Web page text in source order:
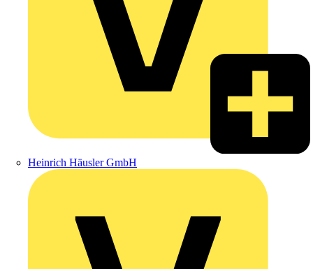
Heinrich Häusler GmbH